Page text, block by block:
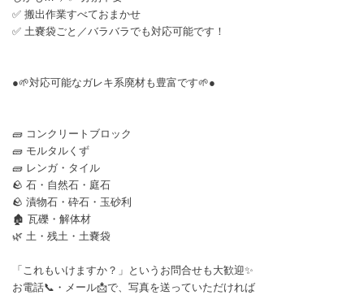
✅ 搬出作業すべておまかせ
✅ 土嚢袋ごと／バラバラでも対応可能です！
●🌱対応可能なガレキ系廃材も豊富です🌱●
🧱 コンクリートブロック
🧱 モルタルくず
🧱 レンガ・タイル
🪨 石・自然石・庭石
🪨 漬物石・砕石・玉砂利
🏚️ 瓦礫・解体材
🌿 土・残土・土嚢袋
「これもいけますか？」というお問合せも大歓迎✨
お電話📞・メール📩で、写真を送っていただければ